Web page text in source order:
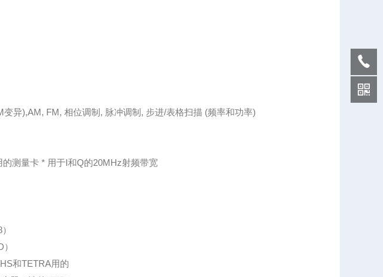
异),AM, FM, 相位调制, 脉冲调制, 步进/表格扫描 (频率和功率)
测量卡 * 用于I和Q的20MHz射频带宽
和TETRA用的